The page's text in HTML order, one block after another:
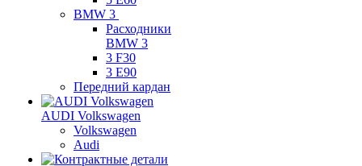
BMW 3
Расходники
BMW 3
3 F30
3 E90
Передний кардан
AUDI Volkswagen
Volkswagen
Audi